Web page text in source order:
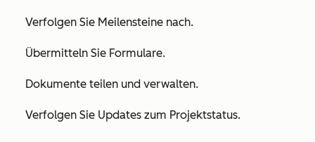
Verfolgen Sie Meilensteine nach.
Übermitteln Sie Formulare.
Dokumente teilen und verwalten.
Verfolgen Sie Updates zum Projektstatus.